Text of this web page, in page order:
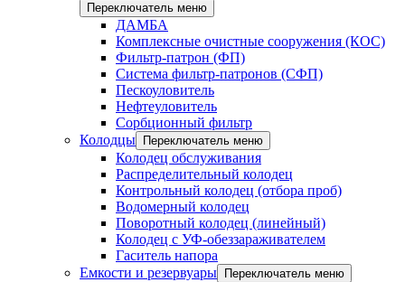
Переключатель меню
ДАМБА
Комплексные очистные сооружения (КОС)
Фильтр-патрон (ФП)
Система фильтр-патронов (СФП)
Пескоуловитель
Нефтеуловитель
Сорбционный фильтр
Колодцы
Переключатель меню
Колодец обслуживания
Распределительный колодец
Контрольный колодец (отбора проб)
Водомерный колодец
Поворотный колодец (линейный)
Колодец с УФ-обеззараживателем
Гаситель напора
Емкости и резервуары
Переключатель меню